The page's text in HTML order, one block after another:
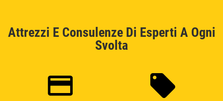
Attrezzi E Consulenze Di Esperti A Ogni
Svolta